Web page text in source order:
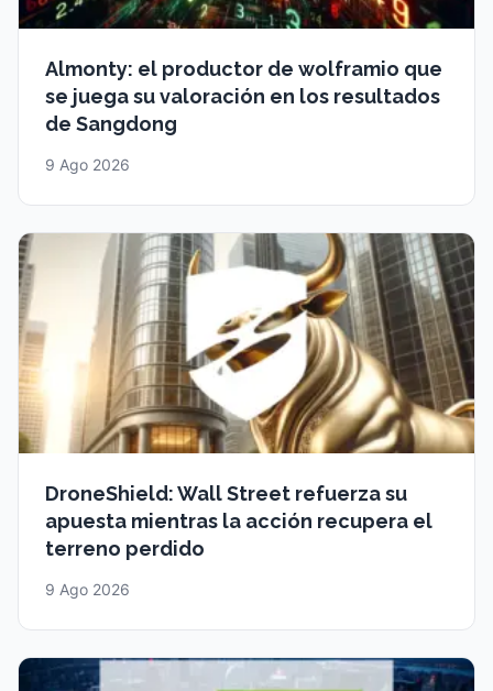
Almonty: el productor de wolframio que
se juega su valoración en los resultados
de Sangdong
9 Ago 2026
DroneShield: Wall Street refuerza su
apuesta mientras la acción recupera el
terreno perdido
9 Ago 2026